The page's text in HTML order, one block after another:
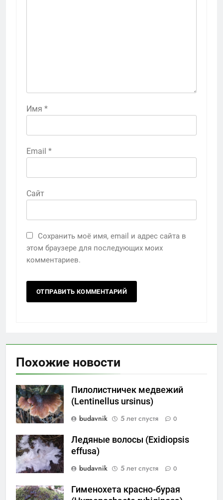
Имя *
Email *
Сайт
Сохранить моё имя, email и адрес сайта в
этом браузере для последующих моих
комментариев.
Похожие новости
Пилолистничек медвежий
(Lentinellus ursinus)
budavnik
5 лет спустя 0
Ледяные волосы (Exidiopsis
effusa)
budavnik
5 лет спустя 0
Гименохета красно-бурая